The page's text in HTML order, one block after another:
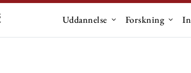
Uddannelse Undermenu til
Forskning